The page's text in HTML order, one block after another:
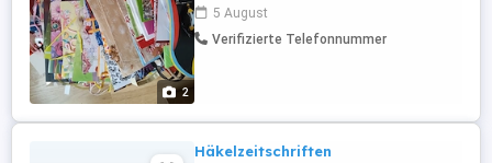
2
5 August
Verifizierte Telefonnummer
Häkelzeitschriften